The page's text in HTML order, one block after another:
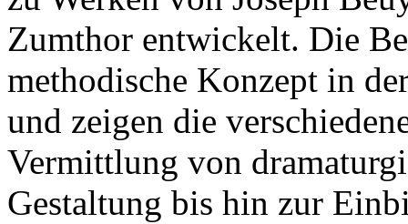
Zumthor entwickelt. Die
methodische Konzept in
und zeigen die
Vermittlung von
Gestaltung bis hin zur